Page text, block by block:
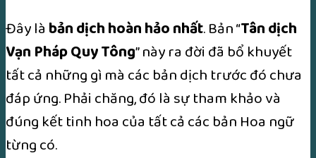
Đây là bản dịch hoàn hảo nhất. Bản “Tân dịch
Vạn Pháp Quy Tông” này ra đời đã bổ khuyết
tất cả những gì mà các bản dịch trước đó chưa
đáp ứng. Phải chăng, đó là sự tham khảo và
đúng kết tinh hoa của tất cả các bản Hoa ngữ
từng có.